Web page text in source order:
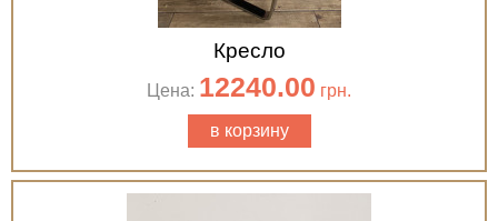
Кресло
Цена: 12240.00 грн.
в корзину